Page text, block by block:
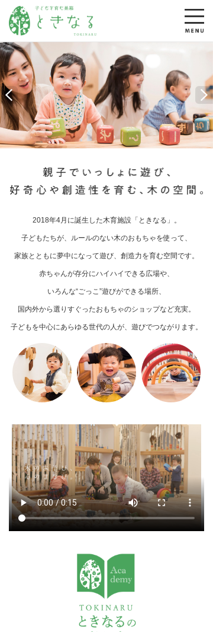
2018年4月に誕生した木育施設「ときなる」。
子どもたちが、ルールのない木のおもちゃを使って、
家族とともに夢中になって遊び、 創造力を育む空間です。
赤ちゃんが存分にハイハイできる広場や、
いろんな“ごっこ”遊びができる場所、
国内外から選りすぐったおもちゃのショップなど充実。
子どもを中心にあらゆる世代の人が、遊びでつながります。